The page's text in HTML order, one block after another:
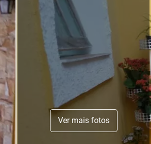
Ver mais fotos